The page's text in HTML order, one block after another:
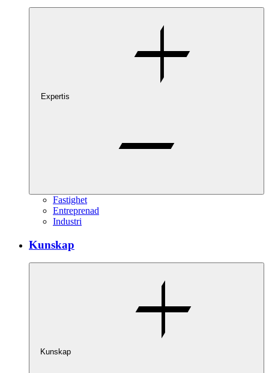
Expertis
Fastighet
Entreprenad
Industri
Kunskap
Kunskap